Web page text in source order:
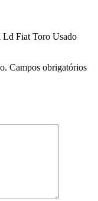
Ld Fiat Toro Usado
Campos obrigatórios